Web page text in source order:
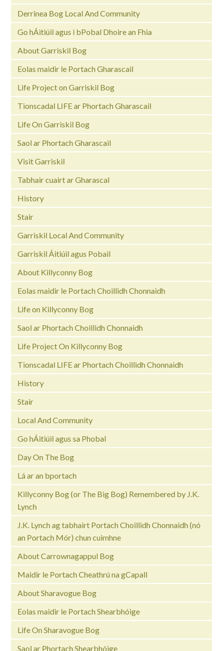
Derrinea Bog Local And Community
Go hÁitiúil agus i bPobal Dhoire an Fhia
About Garriskil Bog
Eolas maidir le Portach Gharascail
Life Project on Garriskil Bog
Tionscadal LIFE ar Phortach Gharascail
Life On Garriskil Bog
Saol ar Phortach Gharascail
Visit Garriskil
Tabhair cuairt ar Gharascal
History
Stair
Garriskil Local And Community
Garriskil Áitiúil agus Pobail
About Killyconny Bog
Eolas maidir le Portach Choillidh Chonnaidh
Life on Killyconny Bog
Saol ar Phortach Choillidh Chonnaidh
Life Project On Killyconny Bog
Tionscadal LIFE ar Phortach Choillidh Chonnaidh
History
Stair
Local And Community
Go hÁitiúil agus sa Phobal
Day On The Bog
Lá ar an bportach
Killyconny Bog (or The Big Bog) Remembered by J.K.
Lynch
J.K. Lynch ag tabhairt Portach Choillidh Chonnaidh (nó
an Portach Mór) chun cuimhne
About Carrownagappul Bog
Maidir le Portach Cheathrú na gCapall
About Sharavogue Bog
Eolas maidir le Portach Shearbhóige
Life On Sharavogue Bog
Saol ar Phortach Shearbhóige